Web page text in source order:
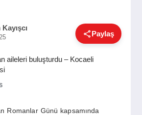
Paylaş
Romanlar Günü kapsamında